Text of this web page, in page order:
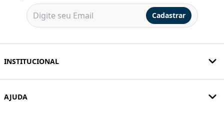
Cadastrar
INSTITUCIONAL
AJUDA